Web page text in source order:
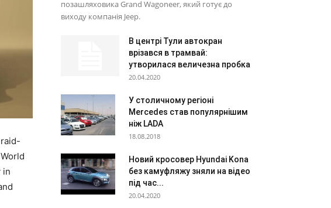
in
позашляховика Grand Wagoneer, який готує до
виходу компанія Jeep.
В центрі Тули автокран
врізався в трамвай:
утворилася величезна пробка
20.04.2020
У столичному регіоні
Mercedes став популярнішим
ніж LADA
18.08.2018
Новий кросовер Hyundai Kona
без камуфляжу зняли на відео
під час...
20.04.2020